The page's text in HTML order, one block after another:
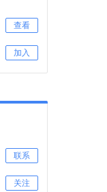
查看
加入
联系
关注